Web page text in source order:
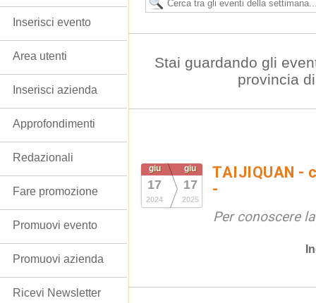
Stai guardando gli
provincia
giu
17
2024
giu
17
2025
TAIJIQUAN -
-
Per conoscere
Inserisci evento
Area utenti
Inserisci azienda
Approfondimenti
Redazionali
Fare promozione
Promuovi evento
Promuovi azienda
Ricevi Newsletter